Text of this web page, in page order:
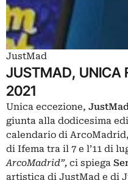
JustMad
JUSTMAD, UNICA
2021
Unica eccezione,
giunta alla dodicesima
calendario di
di Ifema tra il 7 e l’11 di
ArcoMadrid”, ci spiega
artistica di JustMad e di